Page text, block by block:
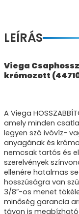
LEÍRÁS
Viega
krómozott
A Viega
amely minden
legyen szó ivóvíz-
anyagának és
nemcsak tartós és
szerelvények
ellenére hatalmas
hosszúságra van
3/8″-os menet
minőség garancia
távon is